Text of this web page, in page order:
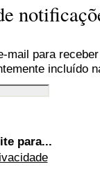
mail para
incluído
para...